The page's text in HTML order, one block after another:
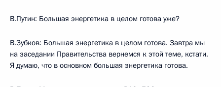
В.Путин: Большая энергетика в целом готова уже?
В.Зубков: Большая энергетика в целом готова. Завтра мы
на заседании Правительства вернемся к этой теме, кстати.
Я думаю, что в основном большая энергетика готова.